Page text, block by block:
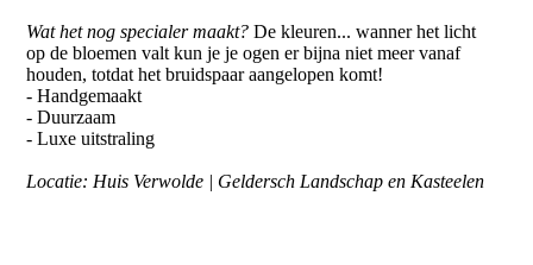
Wat het nog specialer maakt? De kleuren... wanner het licht
op de bloemen valt kun je je ogen er bijna niet meer vanaf
houden, totdat het bruidspaar aangelopen komt!
- Handgemaakt
- Duurzaam
- Luxe uitstraling
Locatie: Huis Verwolde | Geldersch Landschap en Kasteelen